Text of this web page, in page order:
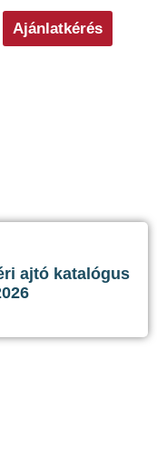
Ajánlatkérés
ajtó katalógus